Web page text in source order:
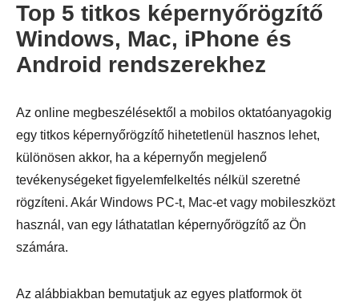
Top 5 titkos képernyőrögzítő
Windows, Mac, iPhone és
Android rendszerekhez
Az online megbeszélésektől a mobilos oktatóanyagokig
egy titkos képernyőrögzítő hihetetlenül hasznos lehet,
különösen akkor, ha a képernyőn megjelenő
tevékenységeket figyelemfelkeltés nélkül szeretné
rögzíteni. Akár Windows PC-t, Mac-et vagy mobileszközt
használ, van egy láthatatlan képernyőrögzítő az Ön
számára.
Az alábbiakban bemutatjuk az egyes platformok öt